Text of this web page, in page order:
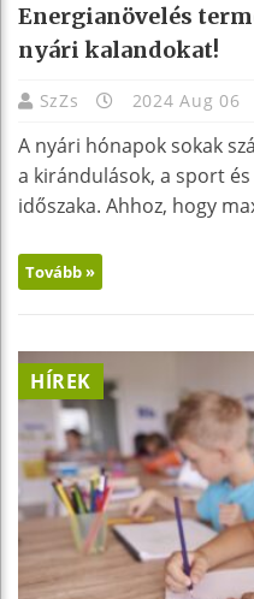
Energianövelés
nyári kalandokat!
SzZs 2024 Aug 06
A nyári hónapok sokak
a kirándulások, a sport
időszaka. Ahhoz, hogy
Tovább »
HÍREK